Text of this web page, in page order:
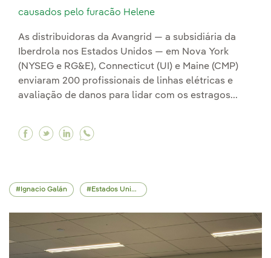
causados pelo furacão Helene
As distribuidoras da Avangrid — a subsidiária da
Iberdrola nos Estados Unidos — em Nova York
(NYSEG e RG&E), Connecticut (UI) e Maine (CMP)
enviaram 200 profissionais de linhas elétricas e
avaliação de danos para lidar com os estragos...
Facebook Enviamos 73 equipes de linhas
Twitter Enviamos 73 equipes de linhas
Linkedin Enviamos 73 equipes de
Ignacio Galán Estados Unidos